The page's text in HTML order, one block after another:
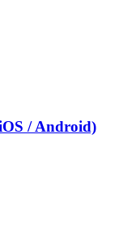
/ Android)